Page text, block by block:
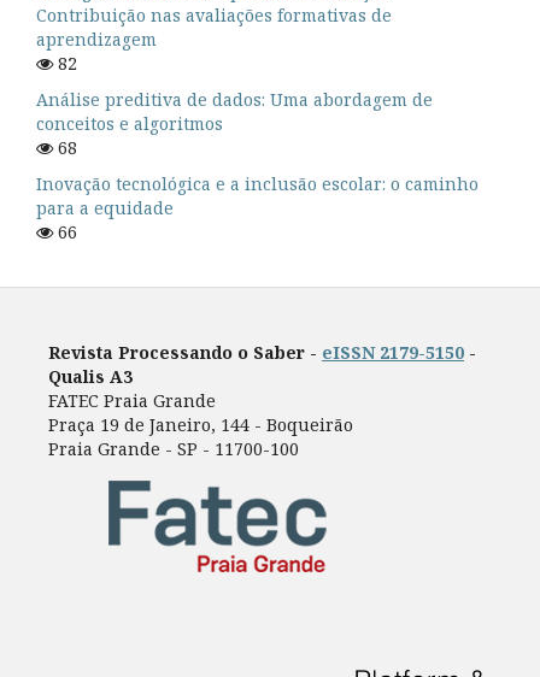
Contribuição nas avaliações formativas de
aprendizagem
82
Análise preditiva de dados: Uma abordagem de
conceitos e algoritmos
68
Inovação tecnológica e a inclusão escolar: o caminho
para a equidade
66
Revista Processando o Saber - eISSN 2179-5150 -
Qualis A3
FATEC Praia Grande
Praça 19 de Janeiro, 144 - Boqueirão
Praia Grande - SP - 11700-100